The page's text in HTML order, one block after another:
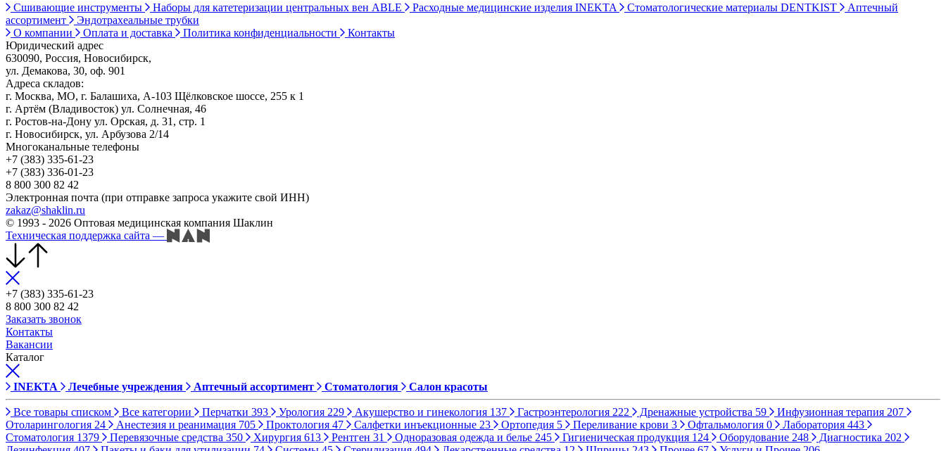
Сшивающие инструменты
Наборы для катетеризации центральных вен ABLE Расходные медицинские изделия INEKTA Стоматологические материалы DENTKIST
Аптечный
ассортимент
Эндотрахеальные трубки
О компании
Оплата и доставка Политика конфиденциальности
Контакты
Юридический адрес
630090, Россия, Новосибирск,
ул. Демакова, 30, оф. 901
Адреса складов:
г. Москва, МО, г. Балашиха, А-103 Щёлковское шоссе, 255 к 1
г. Артём (Владивосток) ул. Солнечная, 46
г. Ростов-на-Дону ул. Орская, д. 31, стр. 1
г. Новосибирск, ул. Арбузова 2/14
Многоканальные телефоны
+7 (383) 335-61-23
+7 (383) 336-01-23
8 800 300 82 42
Электронная почта (при отправке запроса укажите свой ИНН)
zakaz@shaklin.ru
© 1993 - 2026 Оптовая медицинская компания Шаклин
Техническая поддержка сайта —
+7 (383) 335-61-23
8 800 300 82 42
Заказать звонок
Контакты
Вакансии
Каталог
INEKTA Лечебные учреждения Аптечный ассортимент Стоматология Салон красоты
Все товары списком Все категории Перчатки 393 Урология 229 Акушерство и гинекология 137 Гастроэнтерология 222 Дренажные устройства 59 Инфузионная терапия 207
Отоларингология 24 Анестезия и реанимация 705 Проктология 47 Салфетки инъекционные 23 Ортопедия 5 Переливание крови 3 Офтальмология 0 Лаборатория 443
Стоматология 1379 Перевязочные средства 350 Хирургия 613 Рентген 31 Одноразовая одежда и белье 245 Гигиеническая продукция 124 Оборудование 248 Диагностика 202